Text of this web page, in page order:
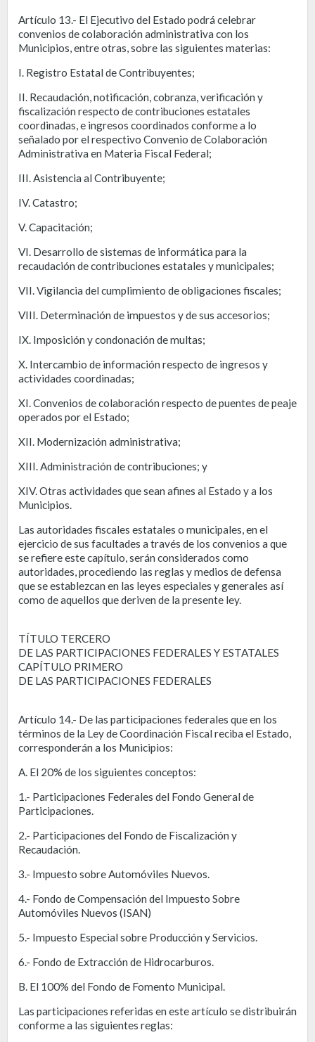
Artículo 13.- El Ejecutivo del Estado podrá celebrar
convenios de colaboración administrativa con los
Municipios, entre otras, sobre las siguientes materias:
I. Registro Estatal de Contribuyentes;
II. Recaudación, notificación, cobranza, verificación y
fiscalización respecto de contribuciones estatales
coordinadas, e ingresos coordinados conforme a lo
señalado por el respectivo Convenio de Colaboración
Administrativa en Materia Fiscal Federal;
III. Asistencia al Contribuyente;
IV. Catastro;
V. Capacitación;
VI. Desarrollo de sistemas de informática para la
recaudación de contribuciones estatales y municipales;
VII. Vigilancia del cumplimiento de obligaciones fiscales;
VIII. Determinación de impuestos y de sus accesorios;
IX. Imposición y condonación de multas;
X. Intercambio de información respecto de ingresos y
actividades coordinadas;
XI. Convenios de colaboración respecto de puentes de peaje
operados por el Estado;
XII. Modernización administrativa;
XIII. Administración de contribuciones; y
XIV. Otras actividades que sean afines al Estado y a los
Municipios.
Las autoridades fiscales estatales o municipales, en el
ejercicio de sus facultades a través de los convenios a que
se refiere este capítulo, serán considerados como
autoridades, procediendo las reglas y medios de defensa
que se establezcan en las leyes especiales y generales así
como de aquellos que deriven de la presente ley.
TÍTULO TERCERO
DE LAS PARTICIPACIONES FEDERALES Y ESTATALES
CAPÍTULO PRIMERO
DE LAS PARTICIPACIONES FEDERALES
Artículo 14.- De las participaciones federales que en los
términos de la Ley de Coordinación Fiscal reciba el Estado,
corresponderán a los Municipios:
A. El 20% de los siguientes conceptos:
1.- Participaciones Federales del Fondo General de
Participaciones.
2.- Participaciones del Fondo de Fiscalización y
Recaudación.
3.- Impuesto sobre Automóviles Nuevos.
4.- Fondo de Compensación del Impuesto Sobre
Automóviles Nuevos (ISAN)
5.- Impuesto Especial sobre Producción y Servicios.
6.- Fondo de Extracción de Hidrocarburos.
B. El 100% del Fondo de Fomento Municipal.
Las participaciones referidas en este artículo se distribuirán
conforme a las siguientes reglas: